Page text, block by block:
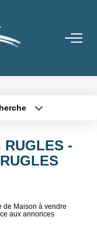
-
de Maison à vendre
aux annonces